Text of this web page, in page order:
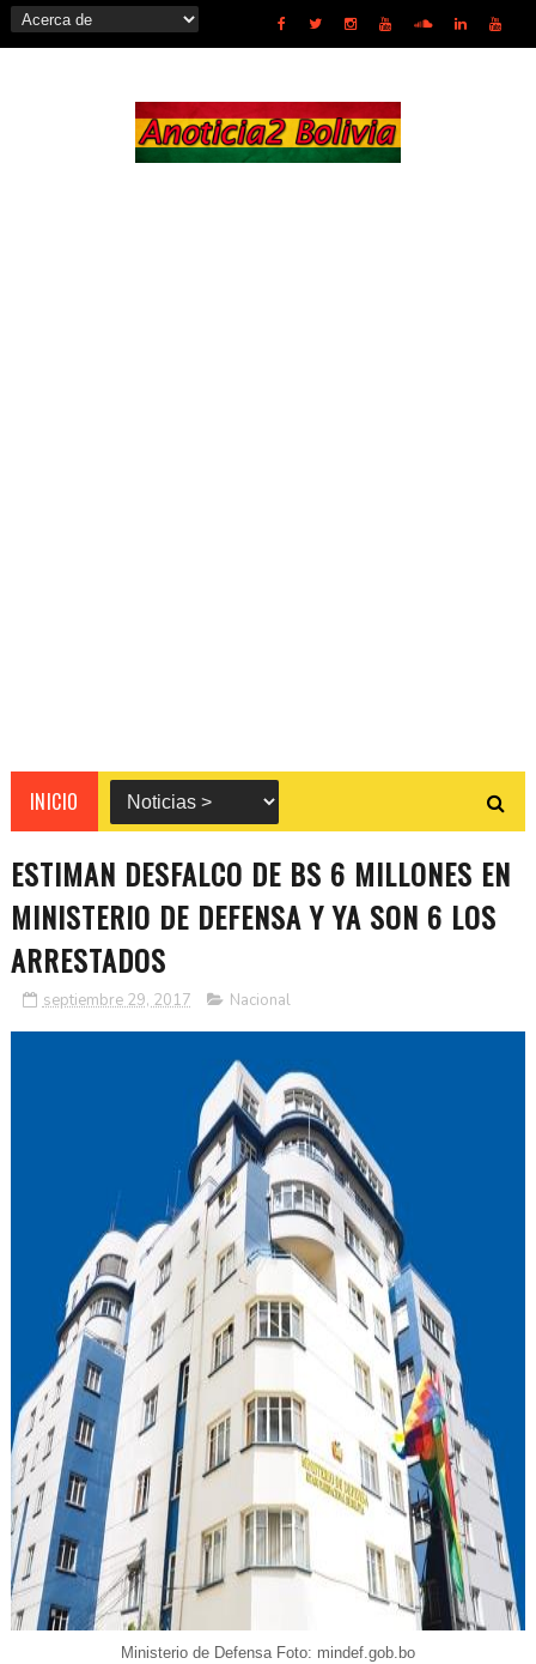
INICIO
ESTIMAN DESFALCO DE BS 6 MILLONES EN
MINISTERIO DE DEFENSA Y YA SON 6 LOS
ARRESTADOS
septiembre 29, 2017 Nacional
Ministerio de Defensa Foto: mindef.gob.bo